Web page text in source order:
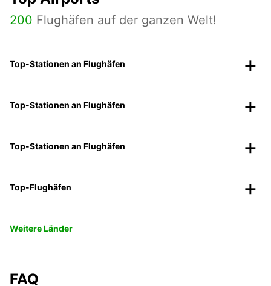
200 Flughäfen auf der ganzen Welt!
Top-Stationen an Flughäfen
Top-Stationen an Flughäfen
Top-Stationen an Flughäfen
Top-Flughäfen
Weitere Länder
FAQ